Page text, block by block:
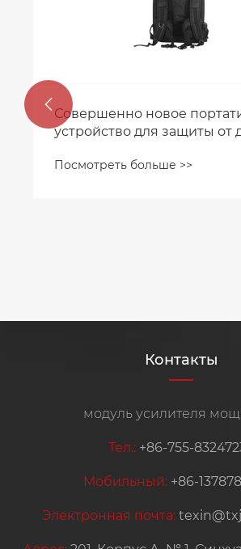
Совершенно новое
устройство для защиты от
незваных гостей и
Посмотреть больше >>

Контакты
модуль усилителя
Тел.: +86-755-
Мобильный: +86-
Электронная почта: